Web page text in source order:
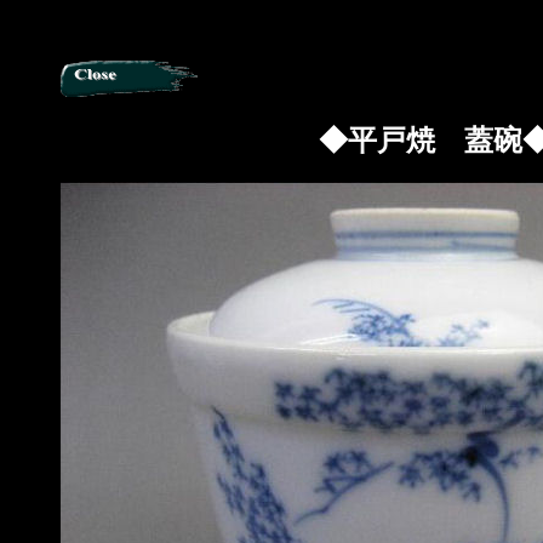
◆平戸焼 蓋碗